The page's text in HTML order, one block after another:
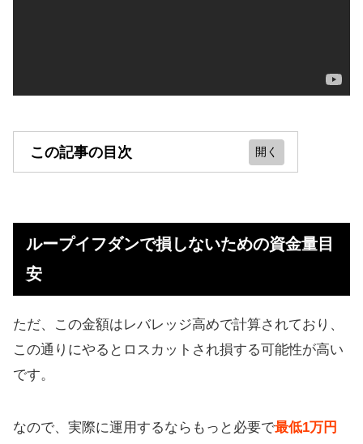
この記事の目次
金量目安
資金1万円で運用する場合の試算
資金10万円のループイフダンおすす
【表を使う】通貨ごとの資金量目安
ループイフダンで損しないための資金量目
安
ただ、この金額はレバレッジ高めで計算されており、
この通りにやるとロスカットされ損する可能性が高い
です。
なので、実際に運用するならもっと必要で最低1万円